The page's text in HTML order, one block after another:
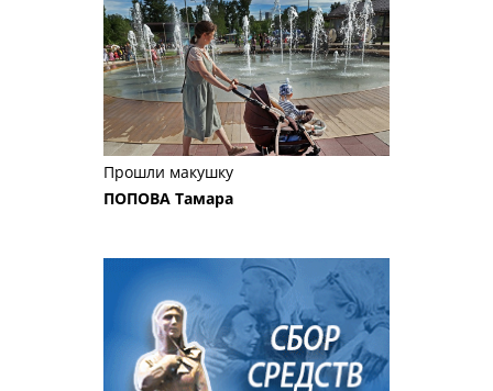
Прошли макушку
ПОПОВА Тамара